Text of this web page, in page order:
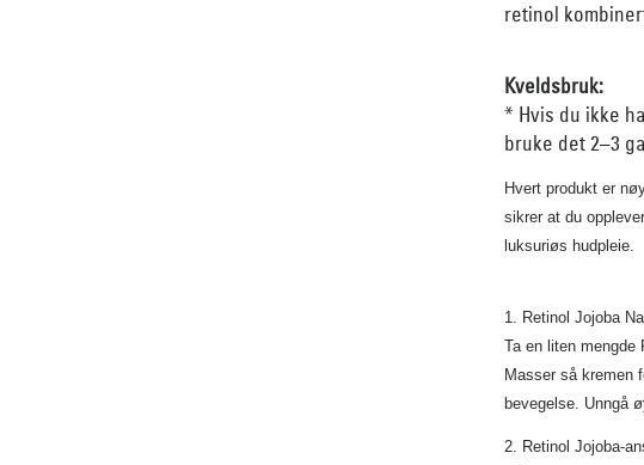
retinol
Kveldsbruk:
* Hvis du ikke
bruke det 2–3
Hvert produkt er
sikrer at du
luksuriøs hudpleie.
1. Retinol Jojoba
Ta en liten mengde
Masser så kremen
bevegelse. Unngå
2. Retinol Jojoba-